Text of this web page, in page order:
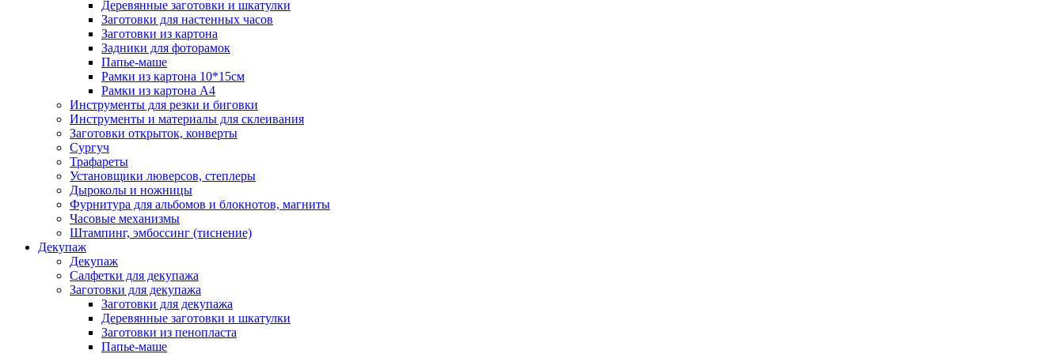
Деревянные заготовки и шкатулки
Заготовки для настенных часов
Заготовки из картона
Задники для фоторамок
Папье-маше
Рамки из картона 10*15см
Рамки из картона А4
Инструменты для резки и биговки
Инструменты и материалы для склеивания
Заготовки открыток, конверты
Сургуч
Трафареты
Установщики люверсов, степлеры
Дыроколы и ножницы
Фурнитура для альбомов и блокнотов, магниты
Часовые механизмы
Штампинг, эмбоссинг (тиснение)
Декупаж
Декупаж
Салфетки для декупажа
Заготовки для декупажа
Заготовки для декупажа
Деревянные заготовки и шкатулки
Заготовки из пенопласта
Папье-маше